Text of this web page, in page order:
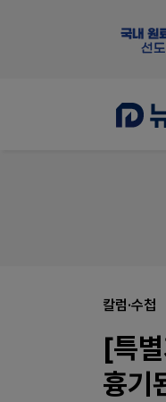
칼럼·수첩
[특
흉기